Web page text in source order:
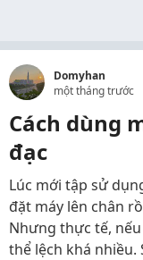
Domyhan
một tháng trước
Cách dùng
đạc
Lúc mới tập sử
đặt máy lên chân
Nhưng thực tế,
thể lệch khá